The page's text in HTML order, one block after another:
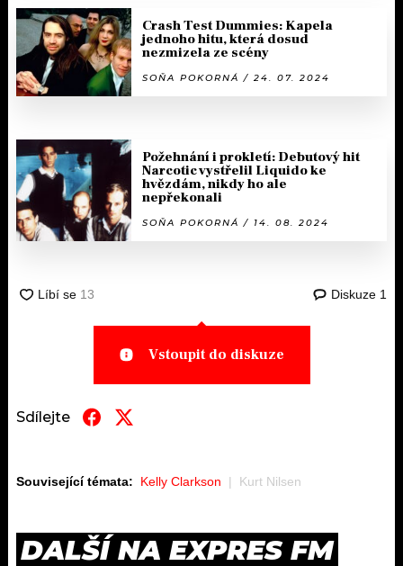
Crash Test Dummies: Kapela
jednoho hitu, která dosud
nezmizela ze scény
SOŇA POKORNÁ / 24. 07. 2024
Požehnání i prokletí: Debutový hit
Narcotic vystřelil Liquido ke
hvězdám, nikdy ho ale
nepřekonali
SOŇA POKORNÁ / 14. 08. 2024
Diskuze 1
Vstoupit do diskuze
Sdílejte
Související témata: Kelly Clarkson Kurt Nilsen
DALŠÍ NA EXPRES FM